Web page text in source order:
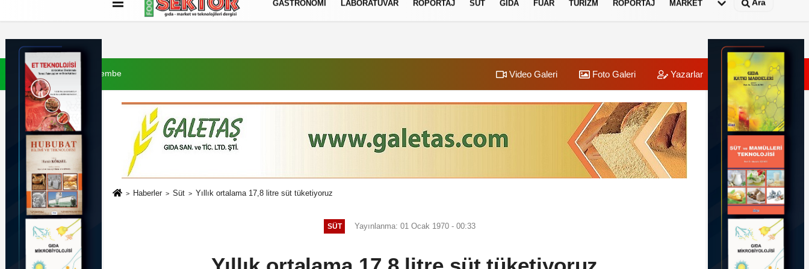
İletişim Çerez Politikası
GASTRONOMI LABORATUVAR RÖPORTAJ SÜT GIDA FUAR TURIZM RÖPORTAJ MARKET Ara
6 Ağustos 2026, Perşembe Video Galeri Foto Galeri Yazarlar Üye Paneli
Haberler Süt Yıllık ortalama 17,8 litre süt tüketiyoruz
SÜT Yayınlanma: 01 Ocak 1970 - 00:33